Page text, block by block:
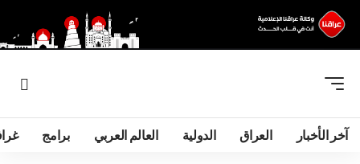
آخر الأخبار العراق الدولية العالم العربي برامج